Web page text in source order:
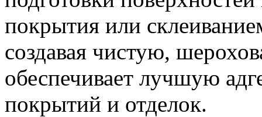
покрытия или
создавая чистую,
обеспечивает лучшую
покрытий и отделок.